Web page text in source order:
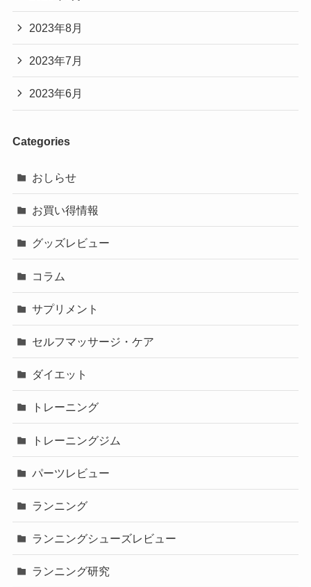
2023年8月
2023年7月
2023年6月
Categories
おしらせ
お買い得情報
グッズレビュー
コラム
サプリメント
セルフマッサージ・ケア
ダイエット
トレーニング
トレーニングジム
パーツレビュー
ランニング
ランニングシューズレビュー
ランニング研究